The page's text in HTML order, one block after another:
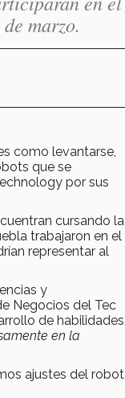
marzo.
como levantarse,
que se
por sus
cursando la
trabajaron en el
representar al
y
Negocios del Tec
de habilidades,
en la
ajustes del robot,